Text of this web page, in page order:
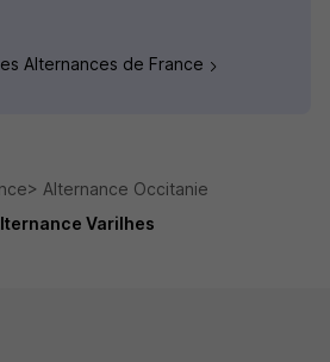
Alternances de France
Alternance Occitanie
Varilhes